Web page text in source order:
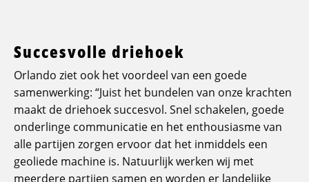
Succesvolle driehoek
Orlando ziet ook het voordeel van een goede
samenwerking: “Juist het bundelen van onze krachten
maakt de driehoek succesvol. Snel schakelen, goede
onderlinge communicatie en het enthousiasme van
alle partijen zorgen ervoor dat het inmiddels een
geoliede machine is. Natuurlijk werken wij met
meerdere partijen samen en worden er landelijke